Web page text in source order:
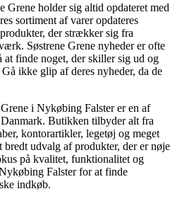
Grene holder sig altid opdateret med
sortiment af varer opdateres
der strækker sig fra
Søstrene Grene nyheder er ofte
finde noget, der skiller sig ud og
ikke glip af deres nyheder, da de
i Nykøbing Falster er en af
Butikken tilbyder alt fra
kontorartikler, legetøj og meget
udvalg af produkter, der er nøje
på kvalitet, funktionalitet og
Falster for at finde
indkøb.